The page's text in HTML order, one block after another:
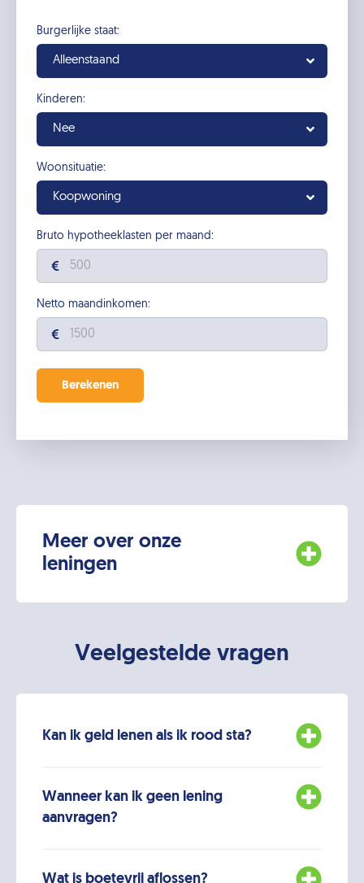
Burgerlijke staat:
Alleenstaand
Kinderen:
Nee
Woonsituatie:
Koopwoning
Bruto hypotheeklasten per maand:
Netto maandinkomen:
Meer over onze
leningen
Veelgestelde vragen
Kan ik geld lenen als ik rood sta?
Wanneer kan ik geen lening
aanvragen?
Wat is boetevrij aflossen?